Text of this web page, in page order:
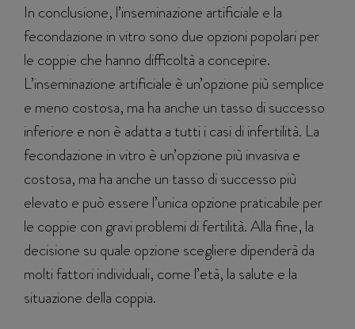
In conclusione, l’inseminazione artificiale e la
fecondazione in vitro sono due opzioni popolari per
le coppie che hanno difficoltà a concepire.
L’inseminazione artificiale è un’opzione più semplice
e meno costosa, ma ha anche un tasso di successo
inferiore e non è adatta a tutti i casi di infertilità. La
fecondazione in vitro è un’opzione più invasiva e
costosa, ma ha anche un tasso di successo più
elevato e può essere l’unica opzione praticabile per
le coppie con gravi problemi di fertilità. Alla fine, la
decisione su quale opzione scegliere dipenderà da
molti fattori individuali, come l’età, la salute e la
situazione della coppia.